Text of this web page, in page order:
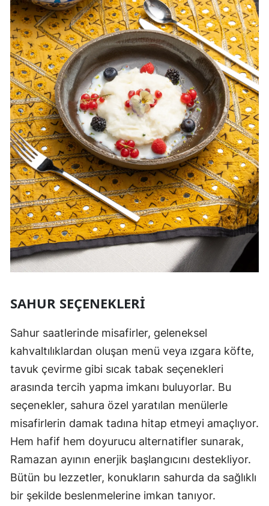
SAHUR SEÇENEKLERI
Sahur saatlerinde misafirler, geleneksel
kahvaltılıklardan oluşan menü veya ızgara köfte,
tavuk çevirme gibi sıcak tabak seçenekleri
arasında tercih yapma imkanı buluyorlar. Bu
seçenekler, sahura özel yaratılan menülerle
misafirlerin damak tadına hitap etmeyi amaçlıyor.
Hem hafif hem doyurucu alternatifler sunarak,
Ramazan ayının enerjik başlangıcını destekliyor.
Bütün bu lezzetler, konukların sahurda da sağlıklı
bir şekilde beslenmelerine imkan tanıyor.